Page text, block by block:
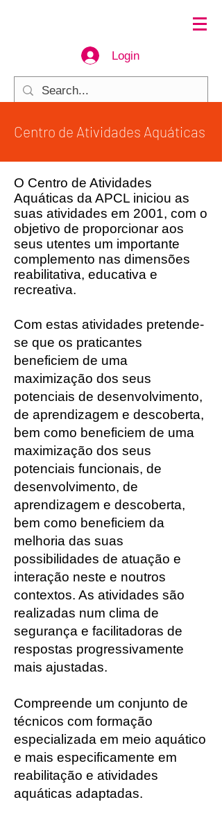
Login
Centro de Atividades Aquáticas
O Centro de Atividades
Aquáticas da APCL iniciou as
suas atividades em 2001, com o
objetivo de proporcionar aos
seus utentes um importante
complemento nas dimensões
reabilitativa, educativa e
recreativa.
Com estas atividades pretende-
se que os praticantes
beneficiem de uma
maximização dos seus
potenciais de desenvolvimento,
de aprendizagem e descoberta,
bem como beneficiem de uma
maximização dos seus
potenciais funcionais, de
desenvolvimento, de
aprendizagem e descoberta,
bem como beneficiem da
melhoria das suas
possibilidades de atuação e
interação neste e noutros
contextos. As atividades são
realizadas num clima de
segurança e facilitadoras de
respostas progressivamente
mais ajustadas.
Compreende um conjunto de
técnicos com formação
especializada em meio aquático
e mais especificamente em
reabilitação e atividades
aquáticas adaptadas.